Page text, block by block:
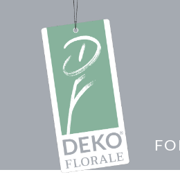
Gå til hovednavigation